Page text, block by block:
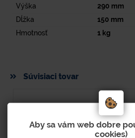
Výška
290 mm
Dĺžka
150 mm
Hmotnosť
1kg
Súvisiaci tovar
Aby sa vám web dobre
cookies)